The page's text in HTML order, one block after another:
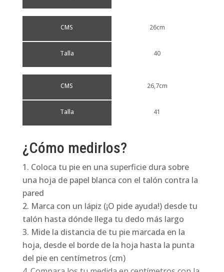
CMS
Talla
26cm
40
CMS
Talla
26,7cm
41
¿Cómo medirlos?
Coloca tu pie en una superficie dura sobre
una hoja de papel blanca con el talón contra la
pared
Marca con un lápiz (¡O pide ayuda!) desde tu
talón hasta dónde llega tu dedo más largo
Mide la distancia de tu pie marcada en la
hoja, desde el borde de la hoja hasta la punta
del pie en centímetros (cm)